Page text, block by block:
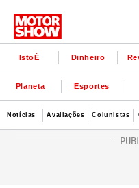
IstoÉ Dinheiro
Planeta Esportes
Notícias Avaliações Colunistas